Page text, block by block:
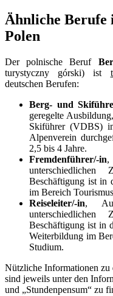
Ähnliche Berufe
Polen
Der polnische Beruf
turystyczny górski) ist
deutschen Berufen:
Berg- und
geregelte
Skiführer (VDBS)
Alpenverein
2,5 bis 4 Jahre.
Fremdenführer/-in,
unterschiedlichen
Beschäftigung ist in
im Bereich
Reiseleiter/-in,
unterschiedlichen
Beschäftigung ist in
Weiterbildung im
Studium.
Nützliche Informationen
sind jeweils unter den
und „Stundenpensum“ zu